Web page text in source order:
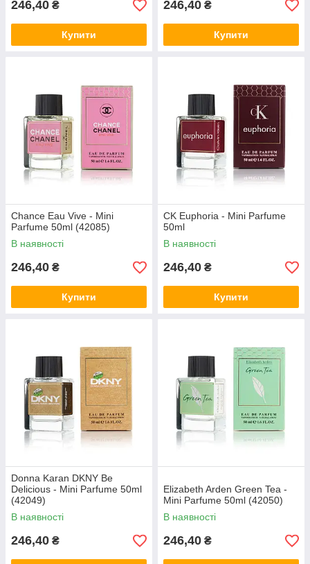
246,40 ₴
Купити
246,40 ₴
Купити
Chance Eau Vive - Mini
Parfume 50ml (42085)
В наявності
246,40 ₴
Купити
CK Euphoria - Mini Parfume
50ml
В наявності
246,40 ₴
Купити
Donna Karan DKNY Be
Delicious - Mini Parfume 50ml
(42049)
В наявності
246,40 ₴
Elizabeth Arden Green Tea -
Mini Parfume 50ml (42050)
В наявності
246,40 ₴